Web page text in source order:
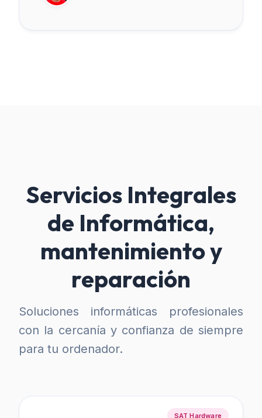
Servicios Integrales
de Informática,
mantenimiento y
reparación
Soluciones informáticas profesionales
con la cercanía y confianza de siempre
para tu ordenador.
SAT Hardware